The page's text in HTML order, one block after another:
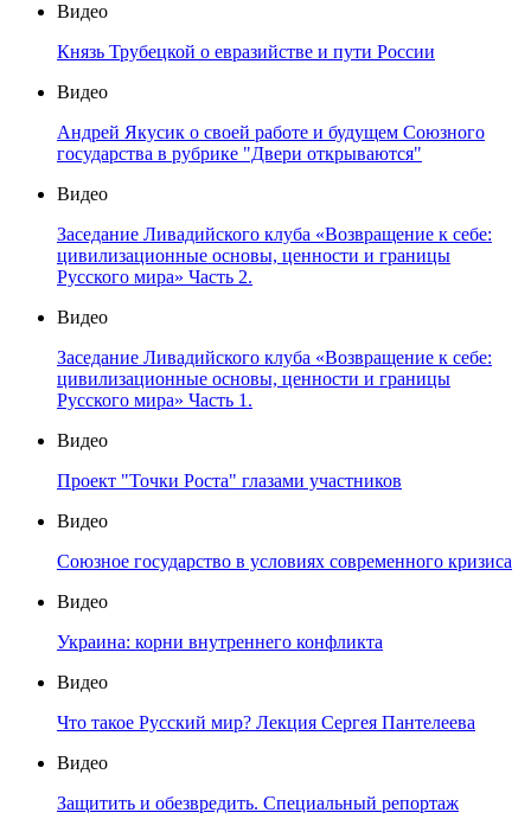
Видео
Князь Трубецкой о евразийстве и пути России
Видео
Андрей Якусик о своей работе и будущем Союзного
государства в рубрике "Двери открываются"
Видео
Заседание Ливадийского клуба «Возвращение к себе:
цивилизационные основы, ценности и границы
Русского мира» Часть 2.
Видео
Заседание Ливадийского клуба «Возвращение к себе:
цивилизационные основы, ценности и границы
Русского мира» Часть 1.
Видео
Проект "Точки Роста" глазами участников
Видео
Союзное государство в условиях современного кризиса
Видео
Украина: корни внутреннего конфликта
Видео
Что такое Русский мир? Лекция Сергея Пантелеева
Видео
Защитить и обезвредить. Специальный репортаж